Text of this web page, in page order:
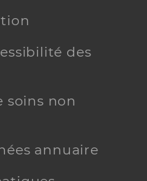
des
soins non
annuaire